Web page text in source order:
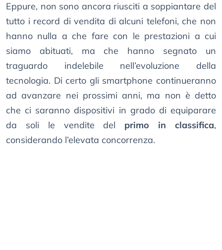
Eppure, non sono ancora riusciti a soppiantare del
tutto i record di vendita di alcuni telefoni, che non
hanno nulla a che fare con le prestazioni a cui
siamo abituati, ma che hanno segnato un
traguardo indelebile nell’evoluzione della
tecnologia. Di certo gli smartphone continueranno
ad avanzare nei prossimi anni, ma non è detto
che ci saranno dispositivi in grado di equiparare
da soli le vendite del primo in classifica,
considerando l’elevata concorrenza.